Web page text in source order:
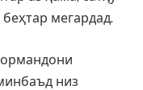
мегардад.
низ